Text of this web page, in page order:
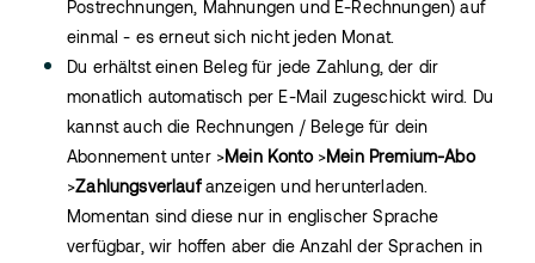
Postrechnungen, Mahnungen und E-Rechnungen) auf
einmal - es erneut sich nicht jeden Monat.
Du erhältst einen Beleg für jede Zahlung, der dir
monatlich automatisch per E-Mail zugeschickt wird. Du
kannst auch die Rechnungen / Belege für dein
Abonnement unter >Mein Konto>Mein Premium-Abo
>Zahlungsverlaufanzeigen und herunterladen.
Momentan sind diese nur in englischer Sprache
verfügbar, wir hoffen aber die Anzahl der Sprachen in